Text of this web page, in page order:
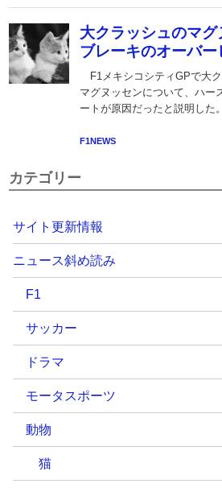
カテゴリー
サイト更新情報
ニュース斜め読み
F1
サッカー
ドラマ
モータスポーツ
動物
猫